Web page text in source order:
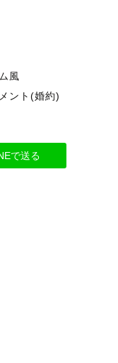
風
ント(婚約)
で送る